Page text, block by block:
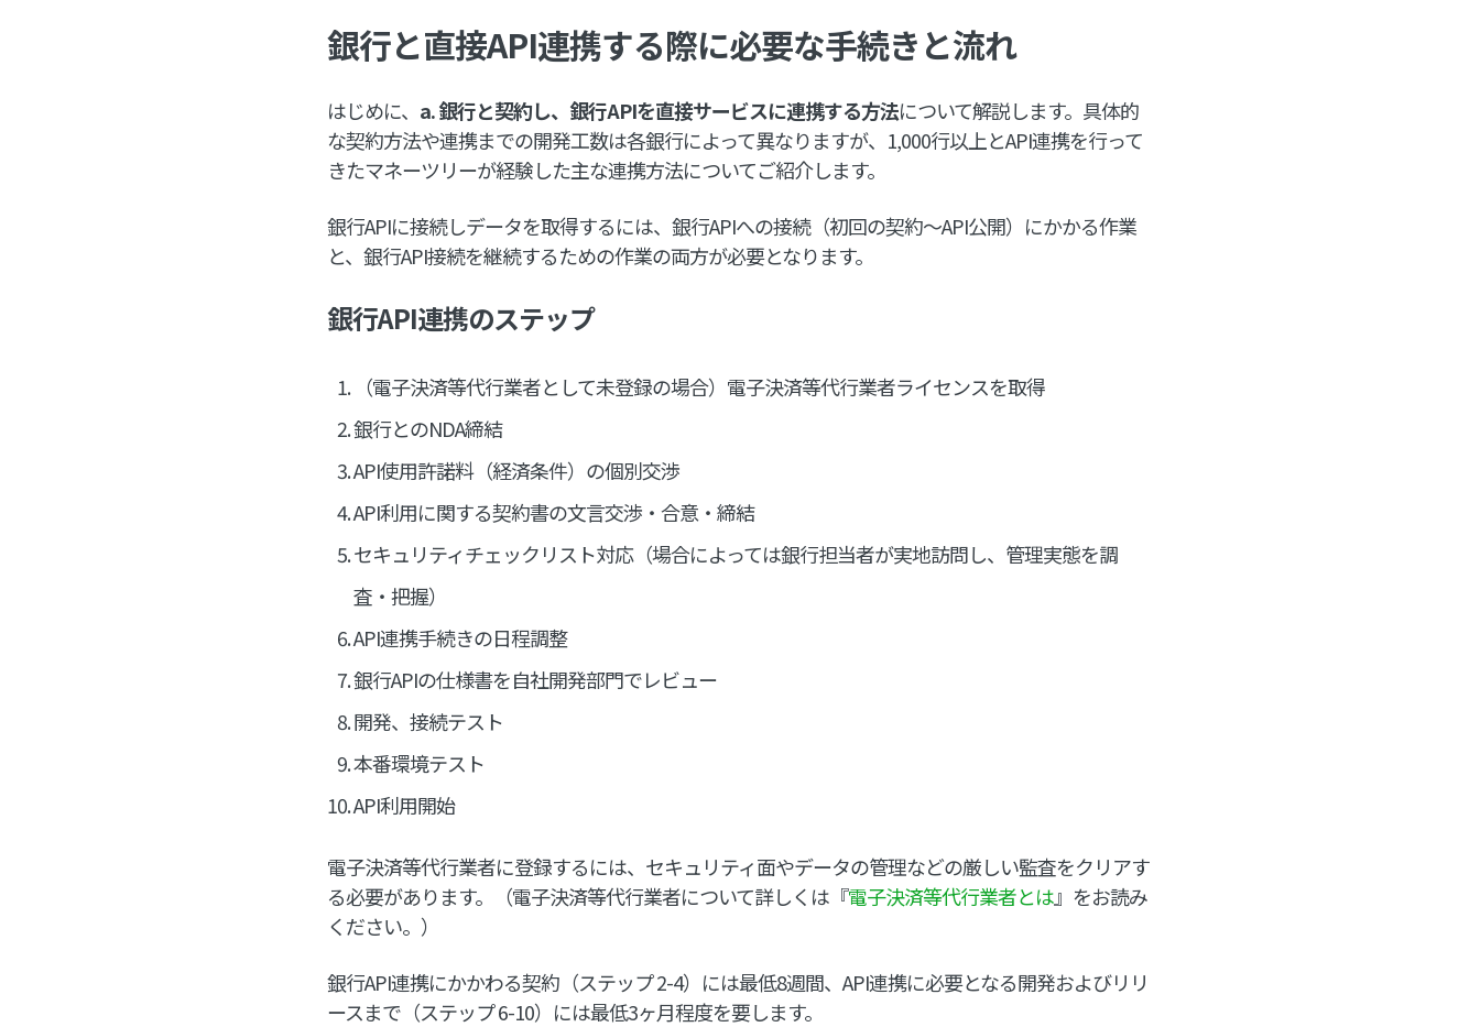
銀行と直接API連携する際に必要な手続きと流れ
はじめに、 a. 銀行と契約し、銀行APIを直接サービスに連携する方法について解説します。具体的
な契約方法や連携までの開発工数は各銀行によって異なりますが、1,000行以上とAPI連携を行って
きたマネーツリーが経験した主な連携方法についてご紹介します。
銀行APIに接続しデータを取得するには、銀行APIへの接続（初回の契約～API公開）にかかる作業
と、銀行API接続を継続するための作業の両方が必要となります。
銀行API連携のステップ
（電子決済等代行業者として未登録の場合）電子決済等代行業者ライセンスを取得
銀行とのNDA締結
API使用許諾料（経済条件）の個別交渉
API利用に関する契約書の文言交渉・合意・締結
セキュリティチェックリスト対応（場合によっては銀行担当者が実地訪問し、管理実態を調
査・把握）
API連携手続きの日程調整
銀行APIの仕様書を自社開発部門でレビュー
開発、接続テスト
本番環境テスト
API利用開始
電子決済等代行業者に登録するには、セキュリティ面やデータの管理などの厳しい監査をクリアす
る必要があります。（電子決済等代行業者について詳しくは『電子決済等代行業者とは』をお読み
ください。）
銀行API連携にかかわる契約（ステップ 2-4）には最低8週間、API連携に必要となる開発およびリリ
ースまで（ステップ 6-10）には最低3ヶ月程度を要します。